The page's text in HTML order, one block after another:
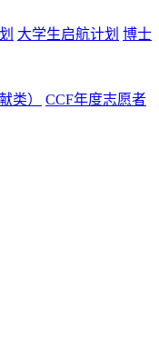
大学生启航计划 博士
类）
CCF年度志愿者